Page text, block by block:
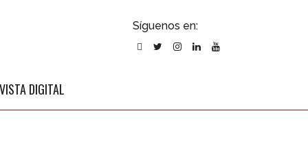
Síguenos en:
DIGITAL